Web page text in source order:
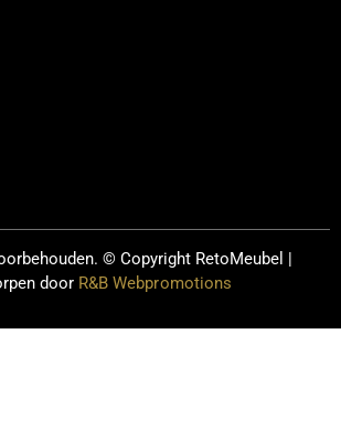
© Copyright RetoMeubel |
door R&B Webpromotions